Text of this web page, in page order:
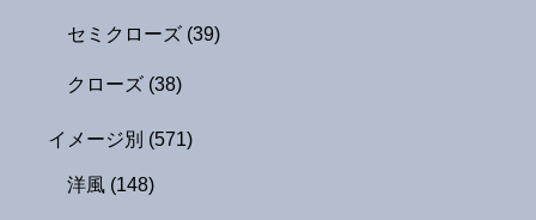
セミクローズ (39)
クローズ (38)
イメージ別 (571)
洋風 (148)